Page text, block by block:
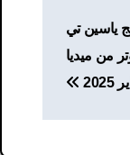
ياسين تي
من ميديا
2025